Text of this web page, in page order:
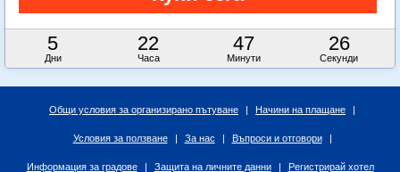
5
Дни
22
Часа
47
Минути
25
Секунди
Общи условия за организирано пътуване | Начини на плащане |
Условия за ползване | За нас | Въпроси и отговори |
Информация за градове | Защита на личните данни | Регистрирай хотел